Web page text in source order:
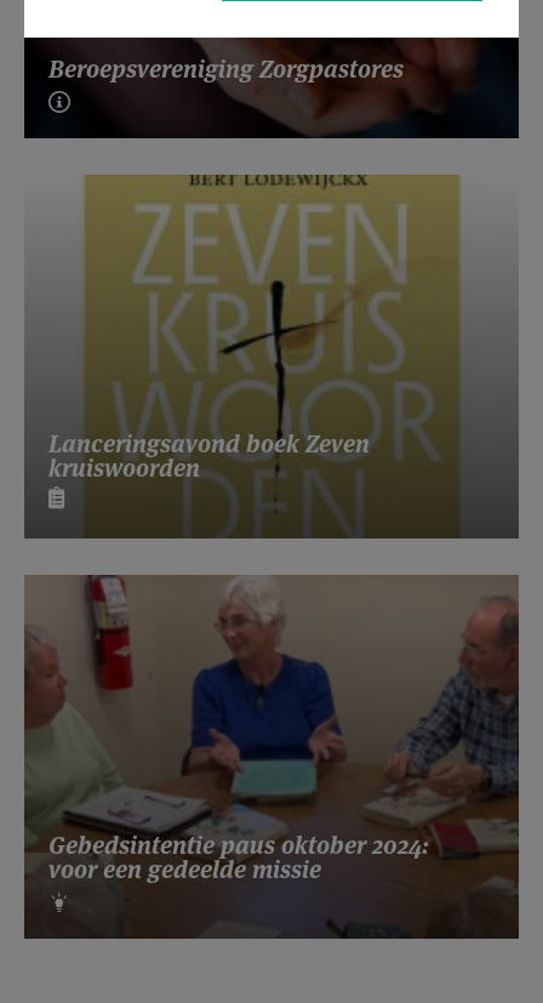
Beroepsvereniging Zorgpastores
Lanceringsavond boek Zeven
kruiswoorden
Gebedsintentie paus oktober 2024:
voor een gedeelde missie